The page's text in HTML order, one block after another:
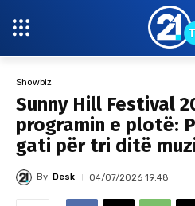
Showbiz
Sunny Hill Festival
programin e plotë:
gati për tri ditë
By Desk 04/07/2026 19:48